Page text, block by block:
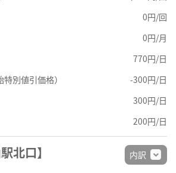
0円/回
0円/月
770円/日
別値引価格）
-300円/日
300円/日
200円/日
北口】 内訳